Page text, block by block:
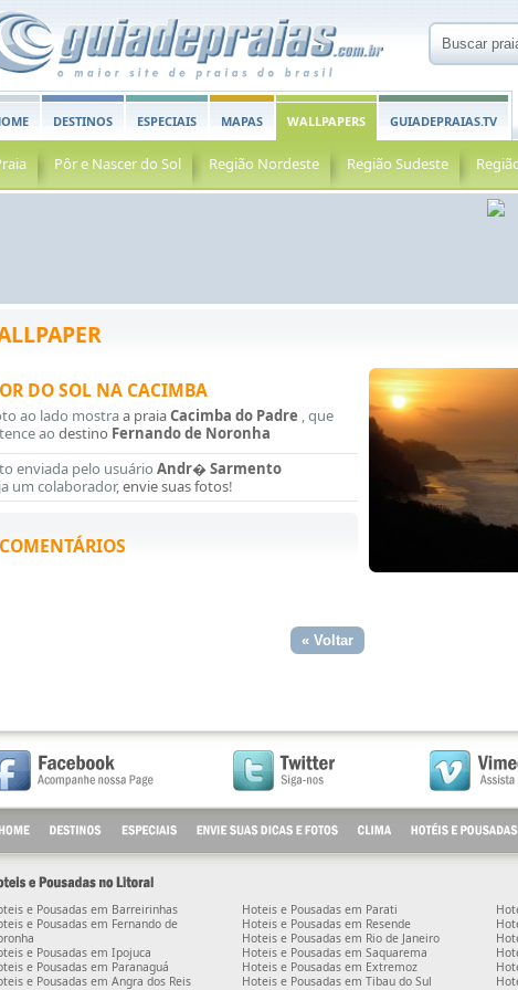
DESTINOS ESPECIAIS MAPAS WALLPAPERS GUIADEPRAIAS.TV
Pôr e Nascer do Sol Região Nordeste Região Sudeste
DO SOL NA CACIMBA
ao lado mostraa praiaCacimba do Padre , que
ao destino Fernando de Noronha
enviada pelo usuário Andr� Sarmento
um colaborador,envie suas fotos!
COMENTÁRIOS
. . . . . . . . . . . . . . . . . . . . . . . . . . . . . . . . . . . . . . . . . . . . . . . . . . . . . . . . . . . . . . . . . . . . . . . . . . . . . . . . . . . . . . . . . . . . . . . . . . . . . . . . . . . . . . . . . . . . . . . . . . . . . . . . . . . . . . . . . . . . . . . . . . . . . . . . . . . . . . . . . . . . . . . . . . . . . . . . . . . . . . . . . . . . . . . . . . . . . . . . . . . . . . . . . . . . . .
e Pousadas em Barreirinhas
e Pousadas em Fernando de
e Pousadas em Ipojuca
e Pousadas em Paranaguá
e Pousadas em Angra dos Reis
Hoteis e Pousadas em Parati
Hoteis e Pousadas em Resende
Hoteis e Pousadas em Rio de Janeiro
Hoteis e Pousadas em Saquarema
Hoteis e Pousadas em Extremoz
Hoteis e Pousadas em Tibau do Sul